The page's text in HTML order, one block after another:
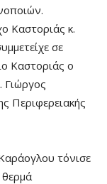
Καστοριάς κ.
σε
Καστοριάς ο
Γιώργος
Περιφερειακής
τόνισε